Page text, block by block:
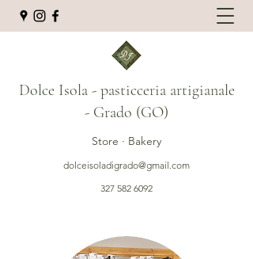
Dolce Isola - pasticceria artigianale
- Grado (GO)
Store · Bakery
dolceisoladigrado@gmail.com
327 582 6092